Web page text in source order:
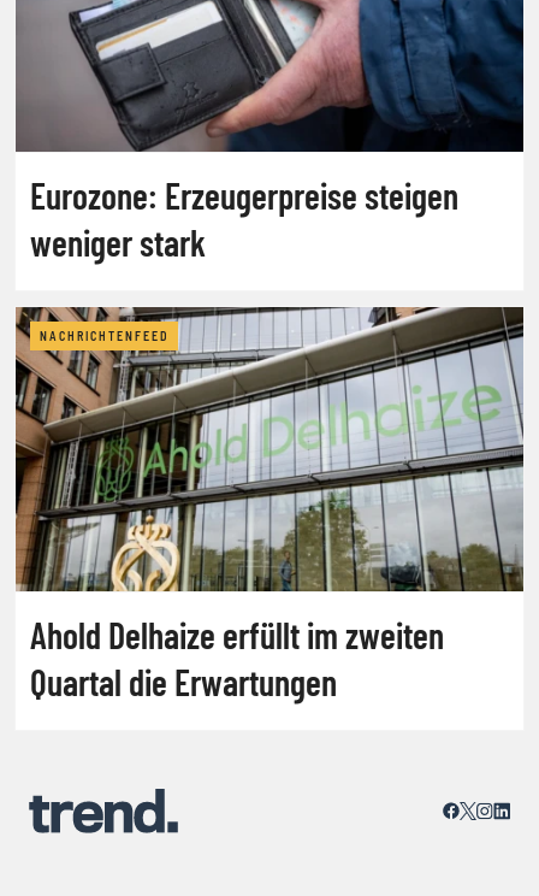
Eurozone: Erzeugerpreise steigen
weniger stark
NACHRICHTENFEED
Ahold Delhaize erfüllt im zweiten
Quartal die Erwartungen